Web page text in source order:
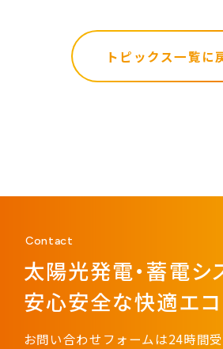
トピックス一覧に
Contact
太陽光発電・蓄電シ
安心安全な快適エ
お問い合わせフォームは24時間受